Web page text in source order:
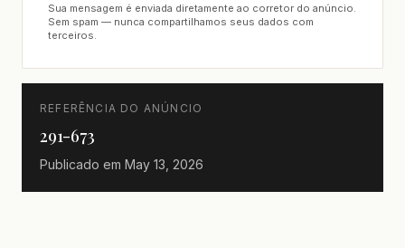
Sua mensagem é enviada diretamente ao corretor do anúncio.
Sem spam — nunca compartilhamos seus dados com
terceiros.
REFERÊNCIA DO ANÚNCIO
291-673
Publicado em May 13, 2026